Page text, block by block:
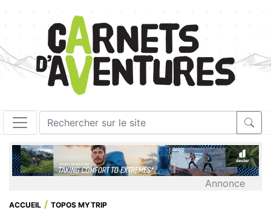
Annonce
ACCUEIL TOPOS MYTRIP